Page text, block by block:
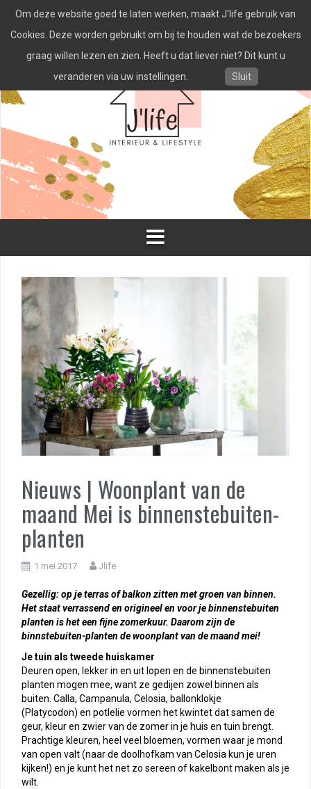
naar
inhoud
Nieuws | Woonplant van de
maand Mei is binnenstebuiten-
planten
1 mei 2017 Jlife
Gezellig: op je terras of balkon zitten met groen van binnen.
Het staat verrassend en origineel en voor je binnenstebuiten
planten is het een fijne zomerkuur. Daarom zijn de
binnstebuiten-planten de woonplant van de maand mei!
Je tuin als tweede huiskamer
Deuren open, lekker in en uit lopen en de binnenstebuiten
planten mogen mee, want ze gedijen zowel binnen als
buiten. Calla, Campanula, Celosia, ballonklokje
(Platycodon) en potlelie vormen het kwintet dat samen de
geur, kleur en zwier van de zomer in je huis en tuin brengt.
Prachtige kleuren, heel veel bloemen, vormen waar je mond
van open valt (naar de doolhofkam van Celosia kun je uren
kijken!) en je kunt het net zo sereen of kakelbont maken als je
wilt.
Om deze website goed te laten werken, maakt J'life gebruik van
Cookies. Deze worden gebruikt om bij te houden wat de bezoekers
graag willen lezen en zien. Heeft u dat liever niet? Dit kunt u
veranderen via uw instellingen.
Sluit